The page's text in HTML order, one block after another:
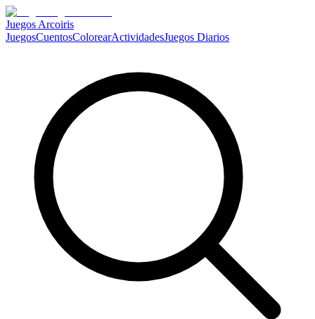
Juegos Arcoiris
JuegosCuentosColorearActividadesJuegos Diarios